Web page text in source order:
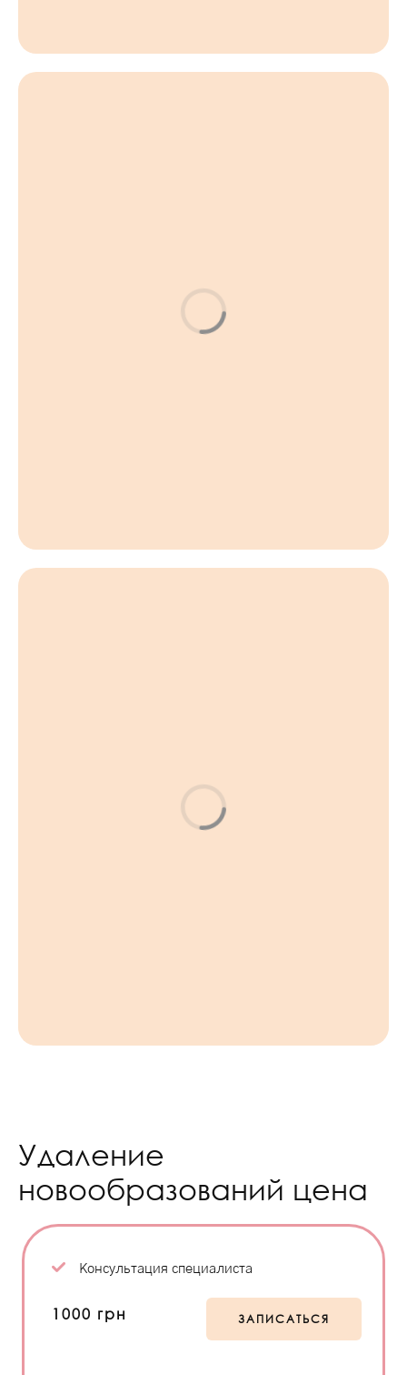
Удаление
новообразований цена
Консультация специалиста
1000 грн ЗАПИСАТЬСЯ